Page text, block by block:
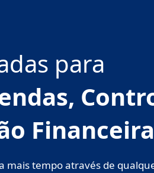
para
tempo através de